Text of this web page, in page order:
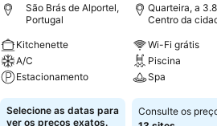
São Brás de Alportel,
Portugal
Kitchenette
A/C
Estacionamento
Ver preços
Selecione as datas para
ver os preços exatos.
Quarteira, a
Centro da
Wi-Fi grátis
Piscina
Spa
Ver preços
Consulte os